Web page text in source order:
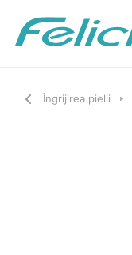
Îngrijirea pielii